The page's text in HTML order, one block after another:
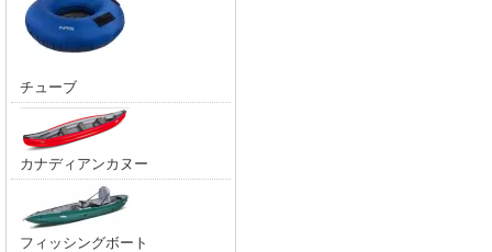
チューブ
カナディアンカヌー
フィッシングボート